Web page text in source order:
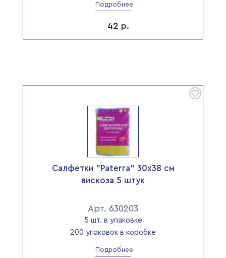
Подробнее
42 р.
Салфетки "Paterra" 30х38 см
вискоза 5 штук
Арт. 630203
5 шт. в упаковке
200 упаковок в коробке
Подробнее